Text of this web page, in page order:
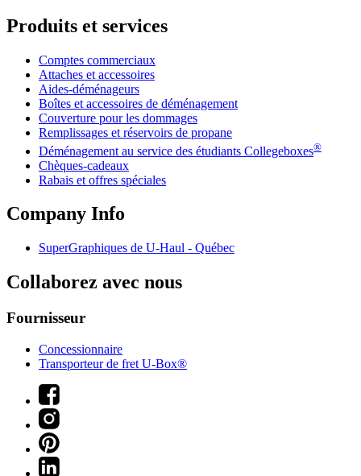
Produits et services
Comptes commerciaux
Attaches et accessoires
Aides-déménageurs
Boîtes et accessoires de déménagement
Couverture pour les dommages
Remplissages et réservoirs de propane
Déménagement au service des étudiants Collegeboxes®
Chèques-cadeaux
Rabais et offres spéciales
Company Info
SuperGraphiques de U-Haul - Québec
Collaborez avec nous
Fournisseur
Concessionnaire
Transporteur de fret U-Box®